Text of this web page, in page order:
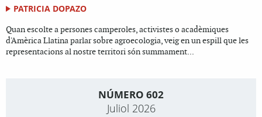
PATRICIA DOPAZO
Quan escolte a persones camperoles, activistes o acadèmiques
d'Amèrica Llatina parlar sobre agroecologia, veig en un espill que les
representacions al nostre territori són summament...
NÚMERO 602
Juliol 2026